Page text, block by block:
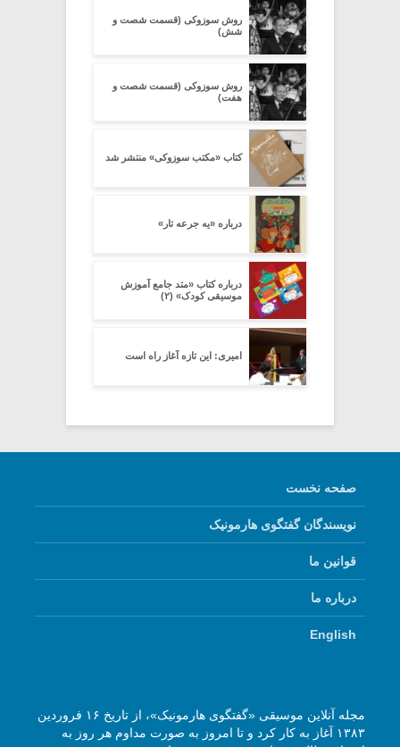
روش سوزوکی (قسمت شصت و
شش)
روش سوزوکی (قسمت شصت و
هفت)
کتاب «مکتب سوزوکی» منتشر شد
درباره «یه جرعه تار»
درباره کتاب «متد جامع آموزش
موسیقی کودک» (۲)
امیری: این تازه آغاز راه است
صفحه نخست
نویسندگان گفتگوی هارمونیک
قوانین ما
درباره ما
English
مجله آنلاین موسیقی «گفتگوی هارمونیک»، از تاریخ ۱۶ فروردین
۱۳۸۳ آغاز به کار کرد و تا امروز به صورت مداوم هر روز به